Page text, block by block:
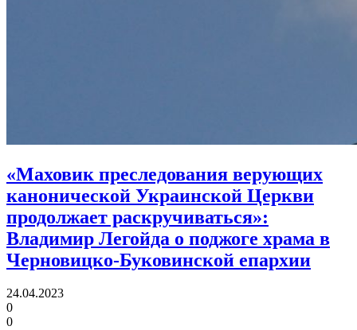
«Маховик преследования верующих
канонической Украинской Церкви
продолжает раскручиваться»:
Владимир Легойда о поджоге храма в
Черновицко-Буковинской епархии
24.04.2023
0
0